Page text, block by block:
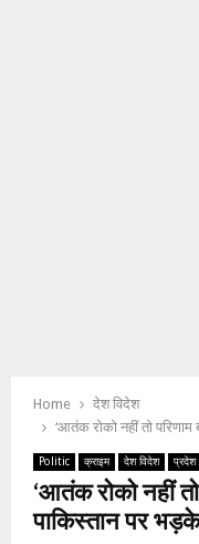
Home
देश विदेश
‘आतंक रोको नहीं तो
Politic क्राइम देश विदेश प्रदेश
‘आतंक रोको नहीं
पाकिस्तान पर